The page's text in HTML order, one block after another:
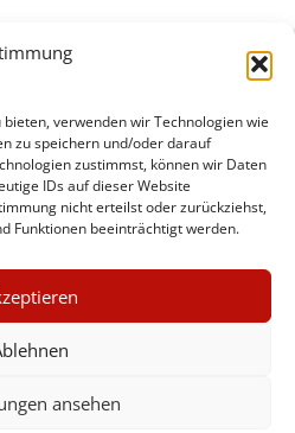
verwenden wir Technologien wie
zu speichern und/oder darauf
zustimmst, können wir Daten
IDs auf dieser Website
nicht erteilst oder zurückziehst,
Funktionen beeinträchtigt werden.
ansehen
2015 - 2026
jetzt kostenlos
alle 4 Wochen
×